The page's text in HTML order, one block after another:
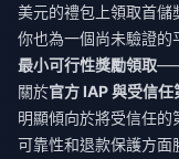
美元的禮包上領取首儲
你也為一個尚未驗證
最小可行性獎勵領取——
關於官方 IAP 與受信
明顯傾向於將受信任
可靠性和退款保護方